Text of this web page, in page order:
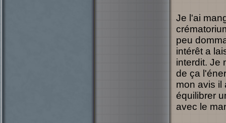
Je l'ai
peu
intérêt a
interdit. Je
de ça
mon avis il
équilibrer
avec le